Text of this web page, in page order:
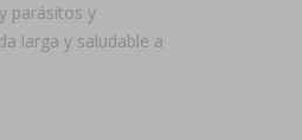
parásitos y
larga y saludable a